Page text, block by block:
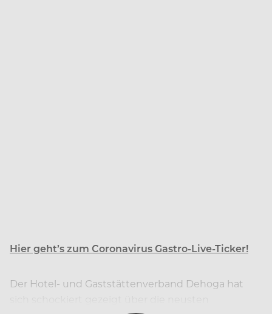
Hier geht’s zum Coronavirus Gastro-Live-Ticker!
Der Hotel- und Gaststättenverband Dehoga hat